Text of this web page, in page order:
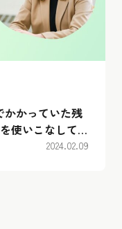
かかっていた残
使いこなして業
2024.02.09